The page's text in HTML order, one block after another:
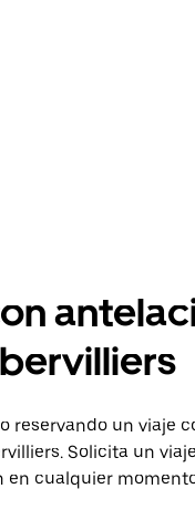
reservando un viaje
Solicita un
en cualquier